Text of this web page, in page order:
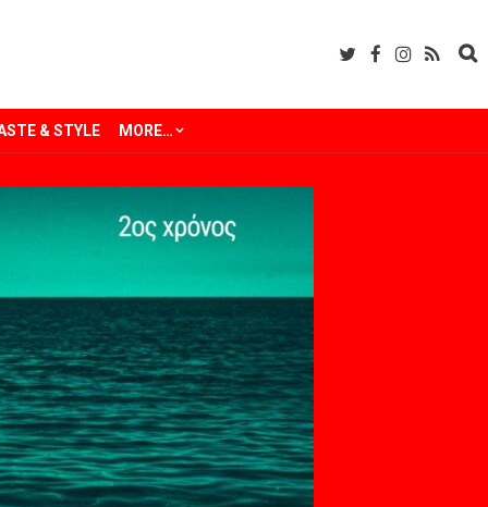
& STYLE MORE…